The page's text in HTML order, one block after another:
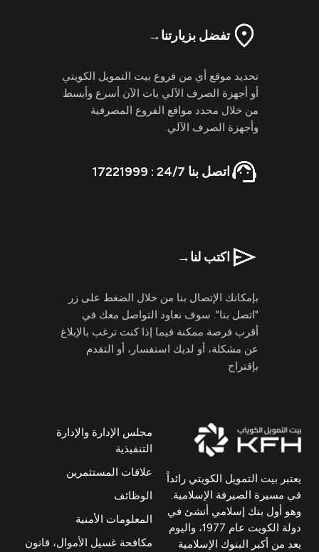
تفضل بزيارتنا→
تحديد موقع أي من فروع بيت التمويل الكويتي
أو أجهزة الصرف الآلي بات الآن أسرع وأبسط
من خلال محدد مواقع الفروع المصرفية
وأجهزة الصرف الآلي.
اتصل بنا 24/7 : 17221999
اكتب لنا→
بإمكانك الإتصال بنا من خلال الضغط على زر
"اتصل بنا". سوف نعاود التواصل معك في
أقرب فرصة ممكنة فيما إذا كنت ترغب بالإبلاغ
عن مشكلة، أو لديك استفسار، أو التقدم
بإقتراح
يعتبر بيت التمويل الكويتي رائداً
في مسيرة الصيرفة الإسلامية.
وهو أول بنك إسلامي أنشئ في
دولة الكويت عام 1977، واليوم
يعد من أكبر البنوك الإسلامية
مجلس الإدارة والإدارة
التنفيذية
علاقات المستثمرين
الوظائف
المعلومات الأمنية
مكافحة غسيل الأموال، قانون